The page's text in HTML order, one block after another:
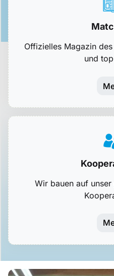
Offizielles Magazin
und
Wir bauen auf